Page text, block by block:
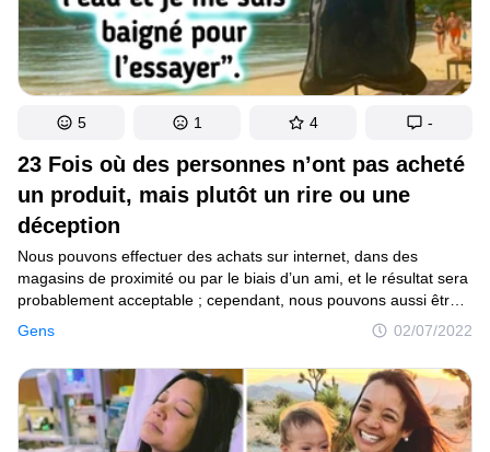
23 Fois où des personnes n’ont pas acheté
un produit, mais plutôt un rire ou une
déception
Gens 02/07/2022
Nous pouvons effectuer des achats sur internet, dans des
magasins de proximité ou par le biais d’un ami, et le résultat sera
probablement acceptable ; cependant, nous pouvons aussi être
déçus. Tout le monde connaît quelqu’un qui a déjà fait un achat
témoignages, tu décideras s’il vaut mieux en rire ou en pleurer.
5 1 4 -